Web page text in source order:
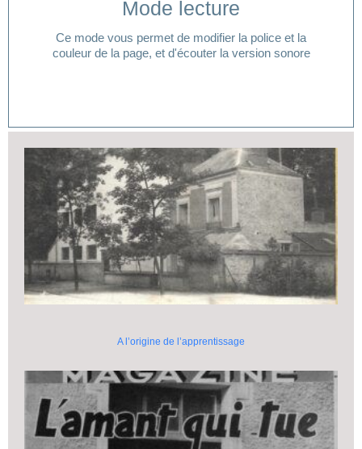
Mode lecture
Ce mode vous permet de modifier la police et la
couleur de la page, et d'écouter la version sonore
Vous avez besoin d'aide pour accéder à votre mode
A l’origine de l’apprentissage